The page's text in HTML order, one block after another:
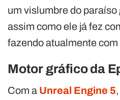
um vislumbre do paraíso
assim como ele já fez
fazendo atualmente com
Motor gráfico da
Com a Unreal Engine 5